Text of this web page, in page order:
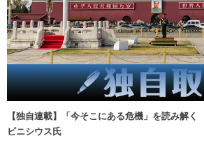
【独自連載】「今そこにある危機」を読み解
ビニシウス氏